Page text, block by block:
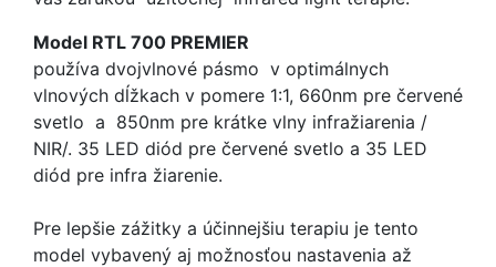
Model RTL 700 PREMIER
používa dvojvlnové pásmo v optimálnych
vlnových dĺžkach v pomere 1:1, 660nm pre červené
svetlo a 850nm pre krátke vlny infražiarenia /
NIR/. 35 LED diód pre červené svetlo a 35 LED
diód pre infra žiarenie.
Pre lepšie zážitky a účinnejšiu terapiu je tento
model vybavený aj možnosťou nastavenia až